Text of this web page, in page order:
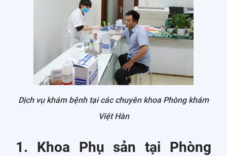
Dịch vụ khám bệnh tại các chuyên khoa Phòng khám
Việt Hàn
1. Khoa Phụ sản tại Phòng